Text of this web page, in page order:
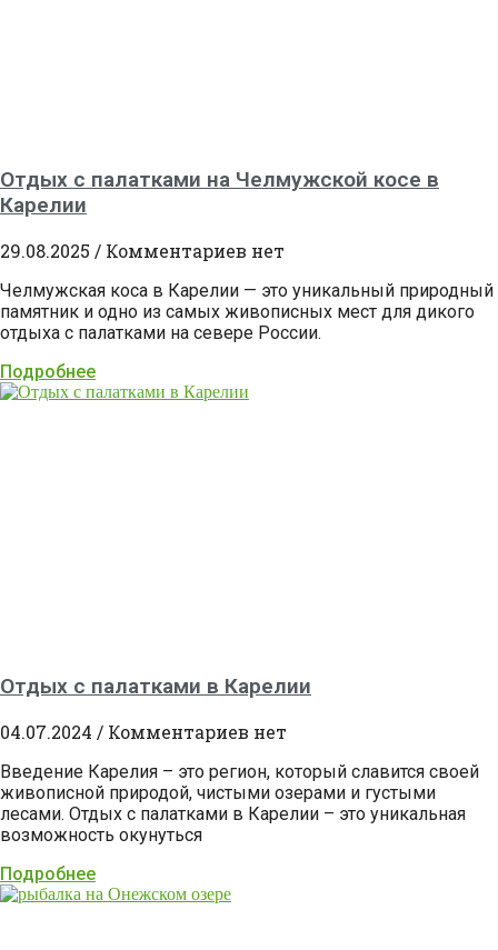
Отдых с палатками на Челмужской косе в
Карелии
29.08.2025 Комментариев нет
Челмужская коса в Карелии — это уникальный природный
памятник и одно из самых живописных мест для дикого
отдыха с палатками на севере России.
Подробнее
Отдых с палатками в Карелии
04.07.2024 Комментариев нет
Введение Карелия – это регион, который славится своей
живописной природой, чистыми озерами и густыми
лесами. Отдых с палатками в Карелии – это уникальная
возможность окунуться
Подробнее